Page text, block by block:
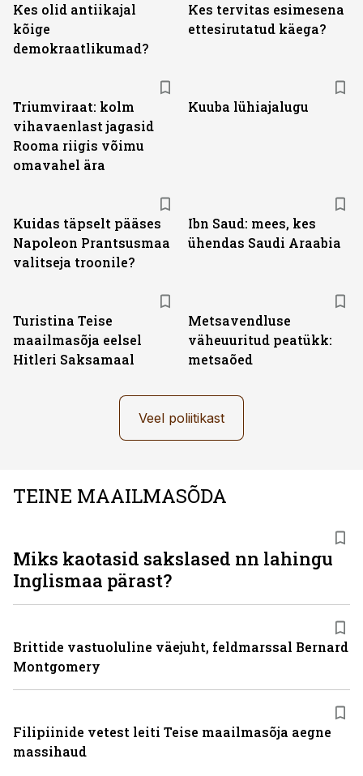
Kes olid antiikajal
kõige
demokraatlikumad?
Kes tervitas esimesena
ettesirutatud käega?
Triumviraat: kolm
vihavaenlast jagasid
Rooma riigis võimu
omavahel ära
Kuuba lühiajalugu
Kuidas täpselt pääses
Napoleon Prantsusmaa
valitseja troonile?
Ibn Saud: mees, kes
ühendas Saudi Araabia
Turistina Teise
maailmasõja eelsel
Hitleri Saksamaal
Metsavendluse
väheuuritud peatükk:
metsaõed
Veel poliitikast
TEINE MAAILMASÕDA
Miks kaotasid sakslased nn lahingu
Inglismaa pärast?
Brittide vastuoluline väejuht, feldmarssal Bernard
Montgomery
Filipiinide vetest leiti Teise maailmasõja aegne
massihaud